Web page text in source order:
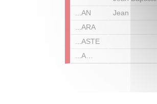
...AN Jean
...ARA
...ASTE
...A…